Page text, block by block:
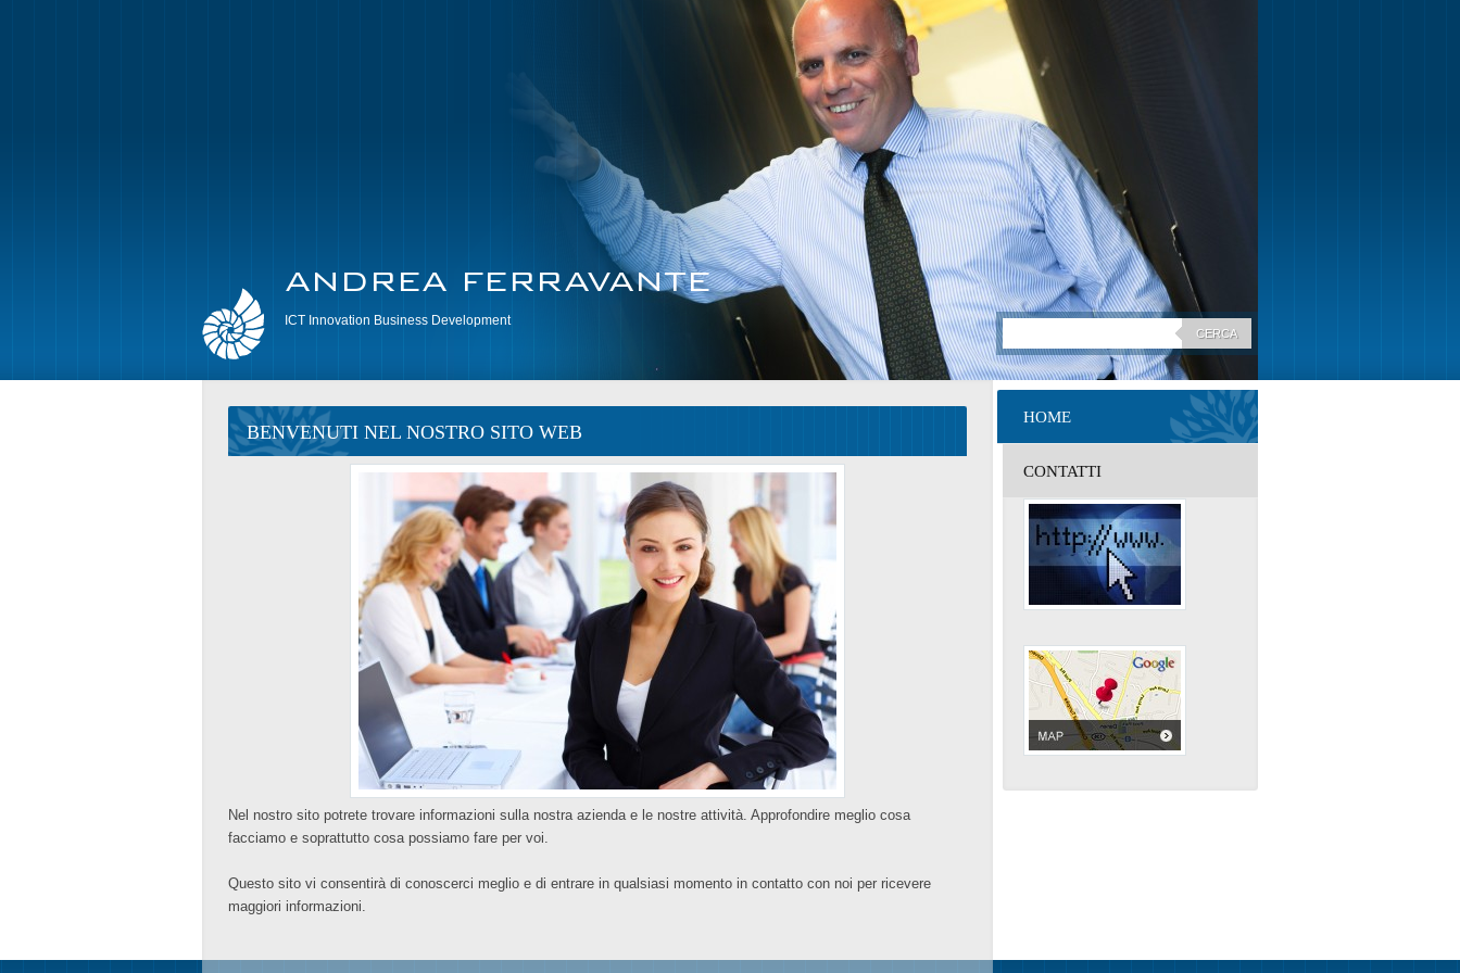
ICT Innovation Business Development
BENVENUTI NEL NOSTRO SITO WEB
Nel nostro sito potrete trovare informazioni sulla nostra azienda e le nostre attività. Approfondire meglio cosa
facciamo e soprattutto cosa possiamo fare per voi.
Questo sito vi consentirà di conoscerci meglio e di entrare in qualsiasi momento in contatto con noi per ricevere
maggiori informazioni.
HOME
CONTATTI